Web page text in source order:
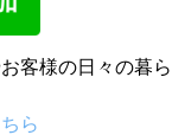
客様の日々の暮ら
ら